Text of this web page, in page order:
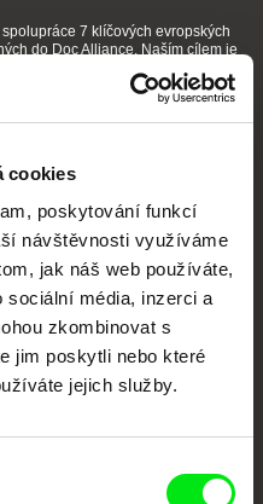
cookies
poskytování funkcí
návštěvnosti využíváme
jak náš web používáte,
média, inzerci a
zkombinovat s
jim poskytli nebo které
jejich služby.
7 klíčových evropských
do Doc Alliance. Naším cílem je
Alliance
Docs
Against Gravity
DOK Leipzig